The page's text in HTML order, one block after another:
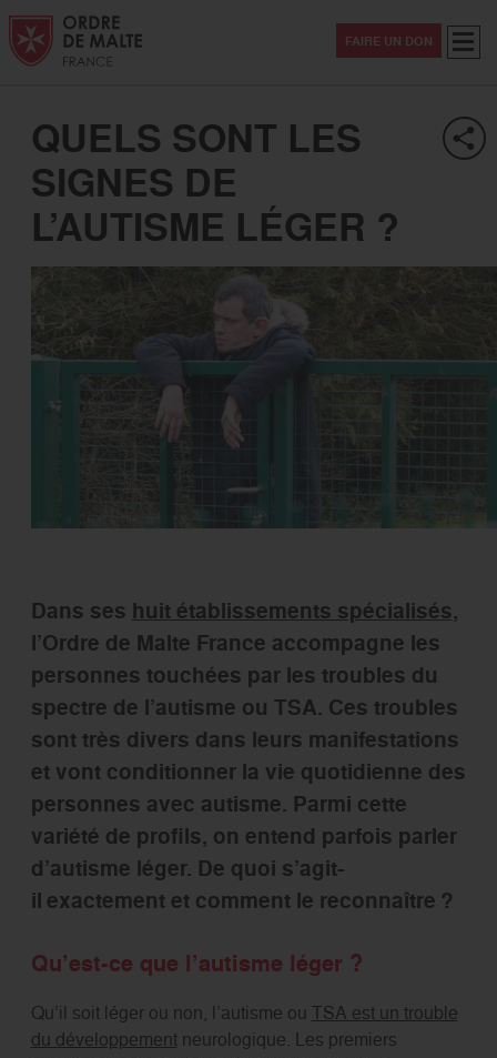
Aller au contenu
Aller à la recherche
Aller au menu
FAIRE UN DON
QUELS SONT LES
SIGNES DE
L’AUTISME LÉGER ?
Dans ses huit établissements spécialisés,
l’Ordre de Malte France accompagne les
personnes touchées par les troubles du
spectre de l’autisme ou TSA. Ces troubles
sont très divers dans leurs manifestations
et vont conditionner la vie quotidienne des
personnes avec autisme. Parmi cette
variété de profils, on entend parfois parler
d’autisme léger. De quoi s’agit-
il exactement et comment le reconnaître ?
Qu’est-ce que l’autisme léger ?
Qu’il soit léger ou non, l’autisme ou TSA est un trouble
du développementneurologique. Les premiers